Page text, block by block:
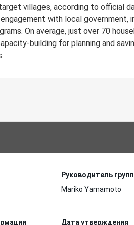
villages, according to official
with local government,
On average, just over 70
building for planning and
Руководитель
Mariko Yamamoto
Дата утверждения